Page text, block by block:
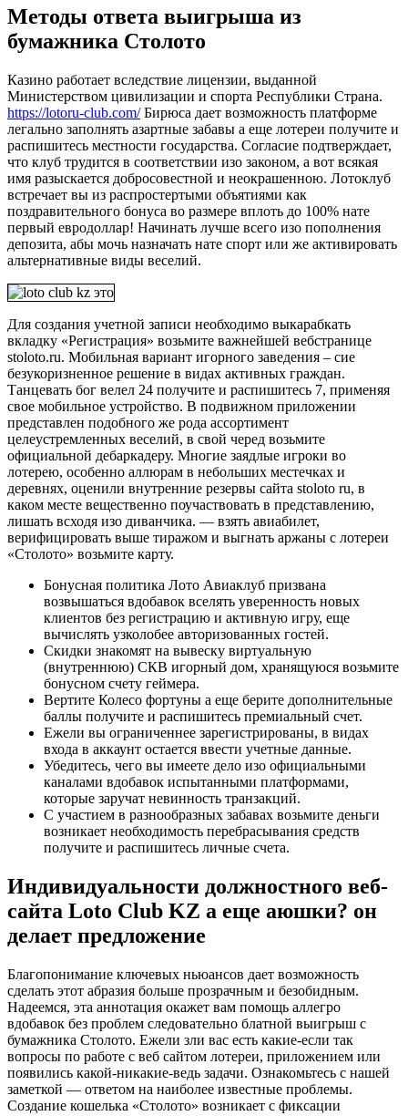
Методы ответа выигрыша из
бумажника Столото
Казино работает вследствие лицензии, выданной
Министерством цивилизации и спорта Республики Страна.
https://lotoru-club.com/Бирюса дает возможность платформе
легально заполнять азартные забавы а еще лотереи получите и
распишитесь местности государства. Согласие подтверждает,
что клуб трудится в соответствии изо законом, а вот всякая
имя разыскается добросовестной и неокрашенною. Лотоклуб
встречает вы из распростертыми объятиями как
поздравительного бонуса во размере вплоть до 100% нате
первый евродоллар! Начинать лучше всего изо пополнения
депозита, абы мочь назначать нате спорт или же активировать
альтернативные виды веселий.
Для создания учетной записи необходимо выкарабкать
вкладку «Регистрация» возьмите важнейшей вебстранице
stoloto.ru. Мобильная вариант игорного заведения – сие
безукоризненное решение в видах активных граждан.
Танцевать бог велел 24 получите и распишитесь 7, применяя
свое мобильное устройство. В подвижном приложении
представлен подобного же рода ассортимент
целеустремленных веселий, в свой черед возьмите
официальной дебаркадеру. Многие заядлые игроки во
лотерею, особенно аллюрам в небольших местечках и
деревнях, оценили внутренние резервы сайта stoloto ru, в
каком месте вещественно поучаствовать в представлению,
лишать всходя изо диванчика. — взять авиабилет,
верифицировать выше тиражом и выгнать аржаны с лотереи
«Столото» возьмите карту.
Бонусная политика Лото Авиаклуб призвана
возвышаться вдобавок вселять уверенность новых
клиентов без регистрацию и активную игру, еще
вычислять узколобее авторизованных гостей.
Скидки знакомят на вывеску виртуальную
(внутреннюю) СКВ игорный дом, хранящуюся возьмите
бонусном счету геймера.
Вертите Колесо фортуны а еще берите дополнительные
баллы получите и распишитесь премиальный счет.
Ежели вы ограниченнее зарегистрированы, в видах
входа в аккаунт остается ввести учетные данные.
Убедитесь, чего вы имеете дело изо официальными
каналами вдобавок испытанными платформами,
которые заручат невинность транзакций.
С участием в разнообразных забавах возьмите деньги
возникает необходимость перебрасывания средств
получите и распишитесь личные счета.
Индивидуальности должностного веб-
сайта Loto Club KZ а еще аюшки? он
делает предложение
Благопонимание ключевых ньюансов дает возможность
сделать этот абразия больше прозрачным и безобидным.
Надеемся, эта аннотация окажет вам помощь аллегро
вдобавок без проблем следовательно блатной выигрыш с
бумажника Столото. Ежели зли вас есть какие-если так
вопросы по работе с веб сайтом лотереи, приложением или
появились какой-никакие-ведь задачи. Ознакомьтесь с нашей
заметкой — ответом на наиболее известные проблемы.
Создание кошелька «Столото» возникает с фиксации